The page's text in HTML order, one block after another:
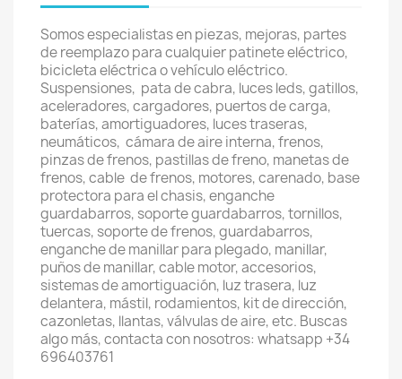
Somos especialistas en piezas, mejoras, partes
de reemplazo para cualquier patinete eléctrico,
bicicleta eléctrica o vehículo eléctrico.
Suspensiones, pata de cabra, luces leds, gatillos,
aceleradores, cargadores, puertos de carga,
baterías, amortiguadores, luces traseras,
neumáticos, cámara de aire interna, frenos,
pinzas de frenos, pastillas de freno, manetas de
frenos, cable de frenos, motores, carenado, base
protectora para el chasis, enganche
guardabarros, soporte guardabarros, tornillos,
tuercas, soporte de frenos, guardabarros,
enganche de manillar para plegado, manillar,
puños de manillar, cable motor, accesorios,
sistemas de amortiguación, luz trasera, luz
delantera, mástil, rodamientos, kit de dirección,
cazonletas, llantas, válvulas de aire, etc. Buscas
algo más, contacta con nosotros: whatsapp +34
696403761